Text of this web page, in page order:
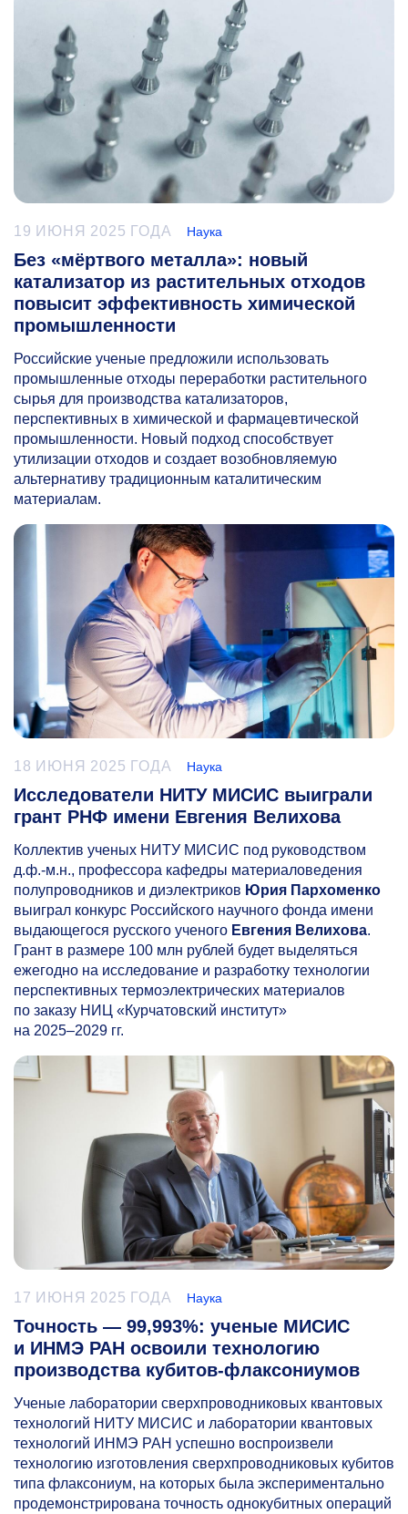
19 ИЮНЯ 2025 ГОДА Наука
Без «мёртвого металла»: новый
катализатор из растительных отходов
повысит эффективность химической
промышленности
Российские ученые предложили использовать
промышленные отходы переработки растительного
сырья для производства катализаторов,
перспективных в химической и фармацевтической
промышленности. Новый подход способствует
утилизации отходов и создает возобновляемую
альтернативу традиционным каталитическим
материалам.
18 ИЮНЯ 2025 ГОДА Наука
Исследователи НИТУ МИСИС выиграли
грант РНФ имени Евгения Велихова
Коллектив ученых НИТУ МИСИС под руководством
д.ф.-м.н., профессора кафедры материало­ведения
полупровод­ников и диэлектриков Юрия Пархоменко
выиграл конкурс Российского научного фонда имени
выдающегося русского ученого Евгения Велихова.
Грант в размере 100 млн рублей будет выделяться
ежегодно на исследование и разработку технологии
перспективных термоэлектрических материалов
по заказу НИЦ «Курчатовский институт»
на 2025–2029 гг.
17 ИЮНЯ 2025 ГОДА Наука
Точность — 99,993%: ученые МИСИС
и ИНМЭ РАН освоили технологию
производства кубитов-флаксониумов
Ученые лаборатории сверхпроводниковых квантовых
технологий НИТУ МИСИС и лаборатории квантовых
технологий ИНМЭ РАН успешно воспроизвели
технологию изготовления сверхпроводниковых кубитов
типа флаксониум, на которых была экспериментально
продемонстрирована точность однокубитных операций